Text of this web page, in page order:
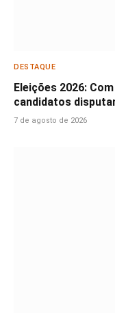
DESTAQUE
Eleições 2026:
candidatos
7 de agosto de 2026